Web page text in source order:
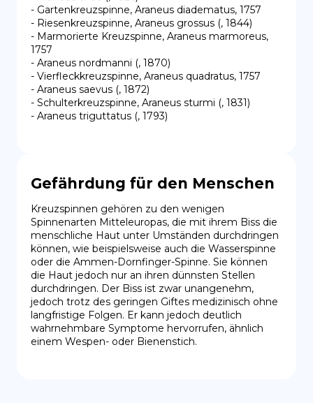
- Gartenkreuzspinne, Araneus diadematus, 1757
- Riesenkreuzspinne, Araneus grossus (, 1844)
- Marmorierte Kreuzspinne, Araneus marmoreus,
1757
- Araneus nordmanni (, 1870)
- Vierfleckkreuzspinne, Araneus quadratus, 1757
- Araneus saevus (, 1872)
- Schulterkreuzspinne, Araneus sturmi (, 1831)
- Araneus triguttatus (, 1793)
Gefährdung für den Menschen
Kreuzspinnen gehören zu den wenigen
Spinnenarten Mitteleuropas, die mit ihrem Biss die
menschliche Haut unter Umständen durchdringen
können, wie beispielsweise auch die Wasserspinne
oder die Ammen-Dornfinger-Spinne. Sie können
die Haut jedoch nur an ihren dünnsten Stellen
durchdringen. Der Biss ist zwar unangenehm,
jedoch trotz des geringen Giftes medizinisch ohne
langfristige Folgen. Er kann jedoch deutlich
wahrnehmbare Symptome hervorrufen, ähnlich
einem Wespen- oder Bienenstich.